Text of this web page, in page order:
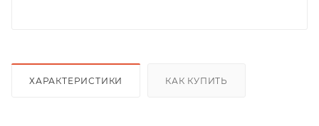
ХАРАКТЕРИСТИКИ КАК КУПИТЬ